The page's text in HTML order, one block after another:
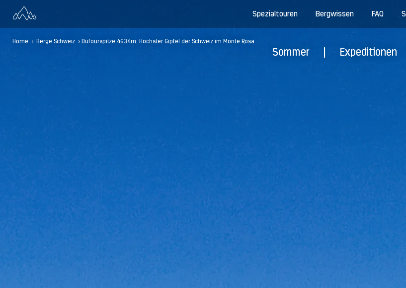
Spezialtouren Bergwissen FAQ
Sommer Expeditionen
Home > Berge Schweiz > Dufourspitze 4634m: Höchster Gipfel der Schweiz im Monte Rosa